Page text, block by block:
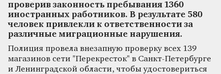
проверив законность пребывания 1360
иностранных работников. В результате 580
человек привлекли к ответственности за
различные миграционные нарушения.
Полиция провела внезапную проверку всех 139
магазинов сети "Перекресток" в Санкт-Петербурге
и Ленинградской области, чтобы удостовериться